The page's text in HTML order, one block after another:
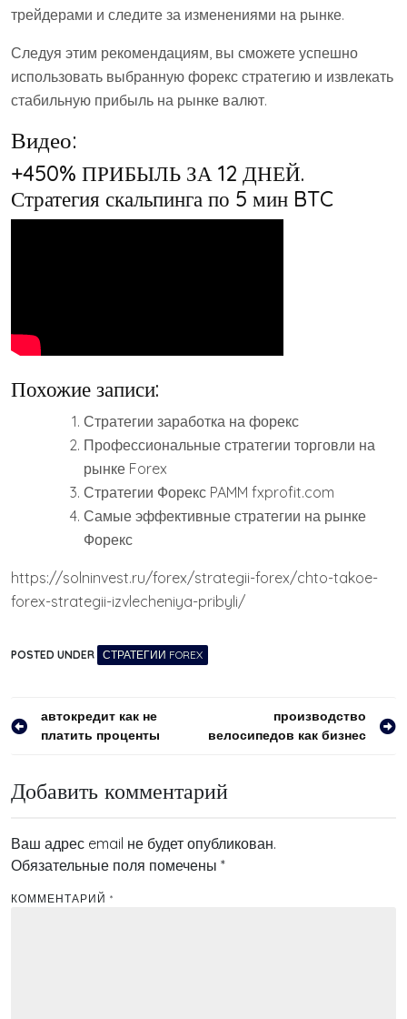
трейдерами и следите за изменениями на рынке.
Следуя этим рекомендациям, вы сможете успешно
использовать выбранную форекс стратегию и извлекать
стабильную прибыль на рынке валют.
Видео:
+450% ПРИБЫЛЬ ЗА 12 ДНЕЙ.
Стратегия скальпинга по 5 мин BTC
Похожие записи:
Стратегии заработка на форекс
Профессиональные стратегии торговли на
рынке Forex
Стратегии Форекс PAMM fxprofit.com
Самые эффективные стратегии на рынке
Форекс
https://solninvest.ru/forex/strategii-forex/chto-takoe-
forex-strategii-izvlecheniya-pribyli/
POSTED UNDER СТРАТЕГИИ FOREX
Навигация
автокредит как не
платить проценты
производство
велосипедов как бизнес
Добавить комментарий
Ваш адрес email не будет опубликован.
Обязательные поля помечены *
КОММЕНТАРИЙ *